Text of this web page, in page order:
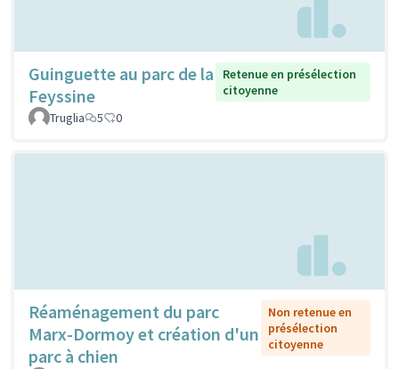
Guinguette au parc de la
Feyssine
Retenue en présélection
citoyenne
Truglia
5 0
Réaménagement du parc
Marx-Dormoy et création d'un
parc à chien
Non retenue en
présélection
citoyenne